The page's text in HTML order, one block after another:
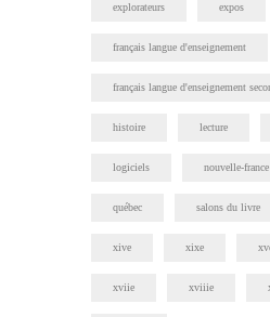
explorateurs expos
français langue d'enseignement
français langue d'enseignement
histoire lecture
logiciels nouvelle-france
québec salons du livre
xive xixe
xviie xviiie